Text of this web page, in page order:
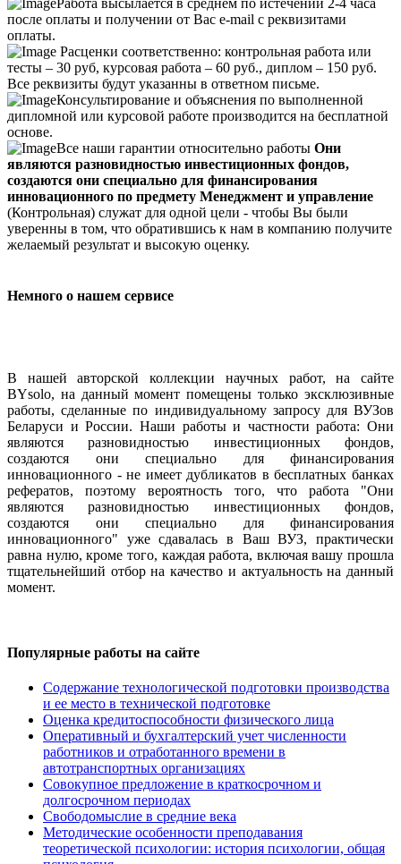
Работа высылается в среднем по истечении 2-4 часа
после оплаты и получении от Вас e-mail с реквизитами
оплаты.
Расценки соответственно: контрольная работа или
тесты – 30 руб, курсовая работа – 60 руб., диплом – 150 руб.
Все реквизиты будут указанны в ответном письме.
Консультирование и объяснения по выполненной
дипломной или курсовой работе производится на бесплатной
основе.
Все наши гарантии относительно работы Они
являются разновидностью инвестиционных фондов,
создаются они специально для финансирования
инновационного по предмету Менеджмент и управление
(Контрольная) служат для одной цели - чтобы Вы были
уверенны в том, что обратившись к нам в компанию получите
желаемый результат и высокую оценку.
Немного о нашем сервисе
В нашей авторской коллекции научных работ, на сайте
BYsolo, на данный момент помещены только эксклюзивные
работы, сделанные по индивидуальному запросу для ВУЗов
Беларуси и России. Наши работы и частности работа: Они
являются разновидностью инвестиционных фондов,
создаются они специально для финансирования
инновационного - не имеет дубликатов в бесплатных банках
рефератов, поэтому вероятность того, что работа "Они
являются разновидностью инвестиционных фондов,
создаются они специально для финансирования
инновационного" уже сдавалась в Ваш ВУЗ, практически
равна нулю, кроме того, каждая работа, включая вашу прошла
тщательнейший отбор на качество и актуальность на данный
момент.
Популярные работы на сайте
Содержание технологической подготовки производства
и ее место в технической подготовке
Оценка кредитоспособности физического лица
Оперативный и бухгалтерский учет численности
работников и отработанного времени в
автотранспортных организациях
Совокупное предложение в краткосрочном и
долгосрочном периодах
Свободомыслие в средние века
Методические особенности преподавания
теоретической психологии: история психологии, общая